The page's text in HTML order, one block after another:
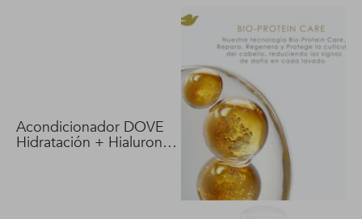
Acondicionador DOVE
Hidratación + Hialuron